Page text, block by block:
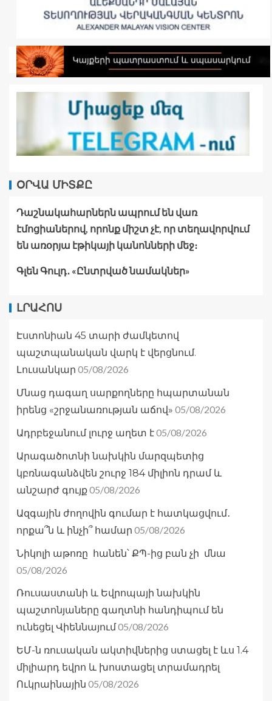
ՕՐՎԱ ՄԻՏՔԸ
Դաշնակահարներն ապրում են վառ
էմոցիաներով, որոնք միշտ չէ, որ տեղավորվում
են առօրյա էթիկայի կանոնների մեջ։
Գլեն Գուլդ․ «Ընտրված նամակներ»
ԼՐԱՀՈՍ
Էստոնիան 45 տարի ժամկետով
պաշտպանական վարկ է վերցնում.
Լուսանկար 05/08/2026
Մնաց դագաղ սարքողները հպարտանան
իրենց «շրջանառության աճով» 05/08/2026
Ադրբեջանում լուրջ աղետ է05/08/2026
Արագածոտնի նախկին մարզպետից
կբռնագանձվեն շուրջ 184 միլիոն դրամ և
անշարժ գույք05/08/2026
Ազգային ժողովին գումար է հատկացվում․
որքա՞ն և ինչի՞ համար 05/08/2026
Նիկոլի աթոռը հանեն՝ ՔՊ-ից բան չի մնա
05/08/2026
Ռուսաստանի և Եվրոպայի նախկին
պաշտոնյաները գաղտնի հանդիպում են
ունեցել Վիեննայում05/08/2026
ԵՄ-ն ռուսական ակտիվներից ստացել է ևս 1.4
միլիարդ եվրո և խոստացել տրամադրել
Ուկրաինային 05/08/2026